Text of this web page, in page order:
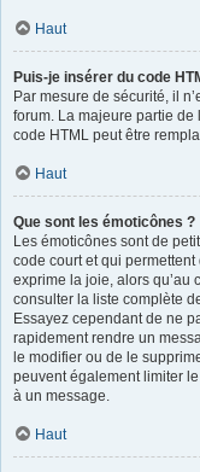
Haut
Puis-je insérer du code
Par mesure de sécurité, il
forum. La majeure partie
code HTML peut être
Haut
Que sont les émoticônes ?
Les émoticônes sont de
code court et qui permettent
exprime la joie, alors qu’au
consulter la liste complète
Essayez cependant de ne
rapidement rendre un
le modifier ou de le
peuvent également limiter
à un message.
Haut